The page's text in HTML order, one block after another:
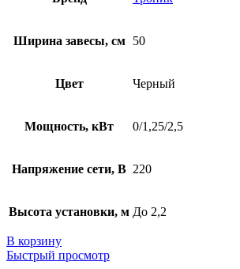
Ширина завесы, см 50
Цвет Черный
Мощность, кВт 0/1,25/2,5
Напряжение сети, В 220
Высота установки, м До 2,2
В корзину
Быстрый просмотр